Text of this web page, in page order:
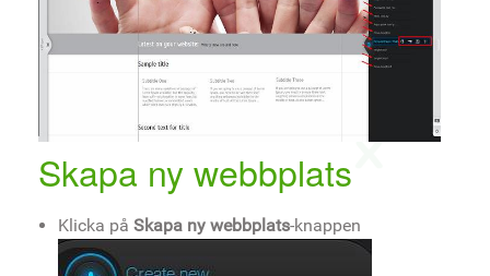
Skapa ny webbplats
Klicka på Skapa ny webbplats-knappen